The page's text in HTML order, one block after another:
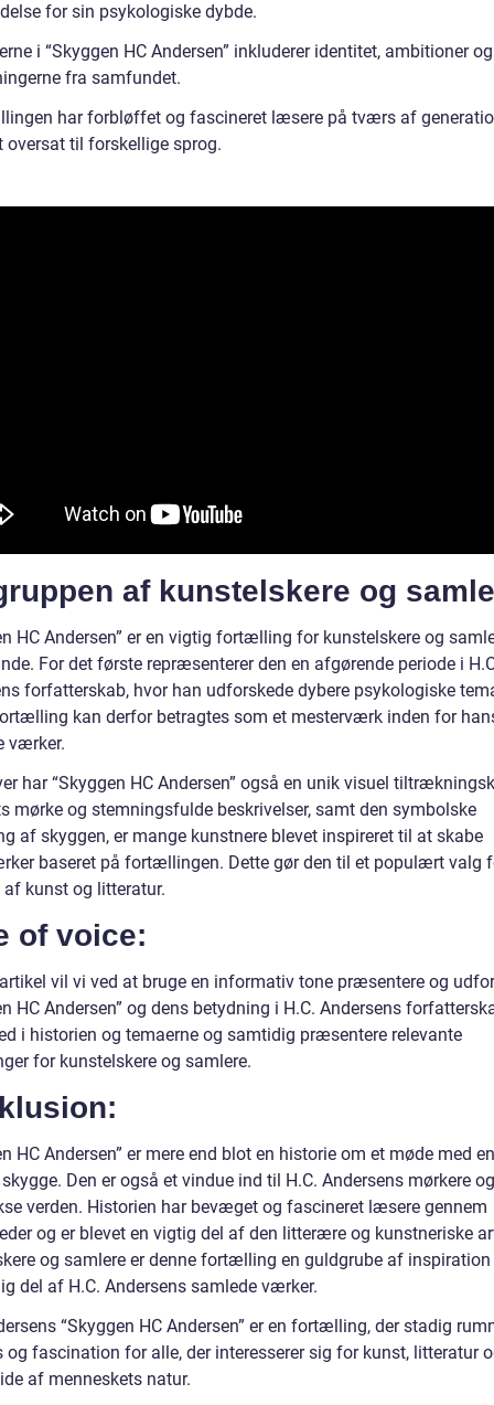
for sin psykologiske dybde.
i “Skyggen HC Andersen” inkluderer identitet, ambitioner og
fra samfundet.
har forbløffet og fascineret læsere på tværs af
oversat til forskellige sprog.
af kunstelskere og
HC Andersen” er en vigtig fortælling for kunstelskere og
For det første repræsenterer den en afgørende periode i
forfatterskab, hvor han udforskede dybere psykologiske
kan derfor betragtes som et mesterværk inden for
værker.
har “Skyggen HC Andersen” også en unik visuel
mørke og stemningsfulde beskrivelser, samt den symbolske
af skyggen, er mange kunstnere blevet inspireret til at skabe
baseret på fortællingen. Dette gør den til et populært valg
af kunst og litteratur.
of voice:
vil vi ved at bruge en informativ tone præsentere og
HC Andersen” og dens betydning i H.C. Andersens
i historien og temaerne og samtidig præsentere relevante
for kunstelskere og samlere.
HC Andersen” er mere end blot en historie om et møde med en
Den er også et vindue ind til H.C. Andersens mørkere
verden. Historien har bevæget og fascineret læsere gennem
og er blevet en vigtig del af den litterære og kunstneriske
og samlere er denne fortælling en guldgrube af inspiration
del af H.C. Andersens samlede værker.
“Skyggen HC Andersen” er en fortælling, der stadig
og fascination for alle, der interesserer sig for kunst, litteratur
af menneskets natur.